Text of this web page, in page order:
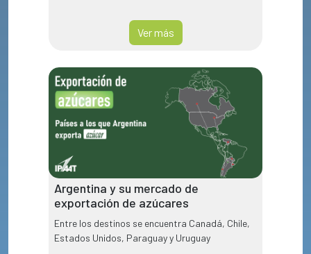
Ver más
Argentina y su mercado de
exportación de azúcares
Entre los destinos se encuentra Canadá, Chile,
Estados Unidos, Paraguay y Uruguay